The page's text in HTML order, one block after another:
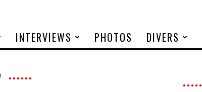
INTERVIEWS PHOTOS DIVERS